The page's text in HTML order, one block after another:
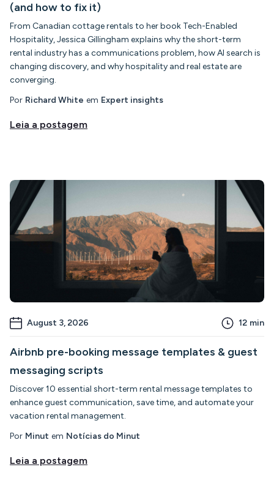
(and how to fix it)
From Canadian cottage rentals to her book Tech-Enabled
Hospitality, Jessica Gillingham explains why the short-term
rental industry has a communications problem, how AI search is
changing discovery, and why hospitality and real estate are
converging.
Por Richard White em Expert insights
Leia a postagem
August 3, 2026 12 min
Airbnb pre-booking message templates & guest
messaging scripts
Discover 10 essential short-term rental message templates to
enhance guest communication, save time, and automate your
vacation rental management.
Por Minut em Notícias do Minut
Leia a postagem